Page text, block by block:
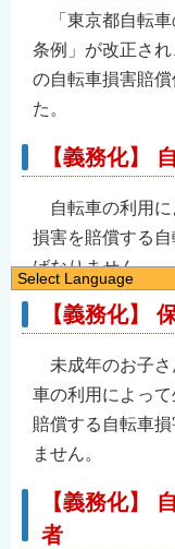
「東京都自転車
条例」が改正さ
の自転車損害賠
た。
【義務化】
自転車の利用に
損害を賠償する
ばなりません。
【義務化】
未成年のお子さ
車の利用によっ
賠償する自転車
ません。
【義務化】
者
Select Language
日本語
简体中文
繁體中文
한국어
Filipino